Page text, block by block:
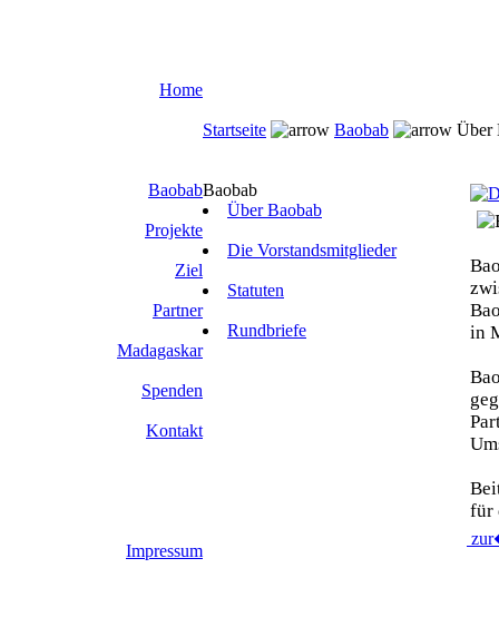
Home
Baobab
Projekte
Ziel
Partner
Madagaskar
Spenden
Kontakt
Impressum
Startseite Baobab Über
Baobab
Über Baobab
Die Vorstandsmitglieder
Statuten
Rundbriefe
in
für